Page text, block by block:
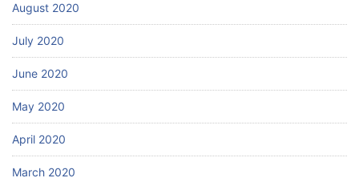
August 2020
July 2020
June 2020
May 2020
April 2020
March 2020